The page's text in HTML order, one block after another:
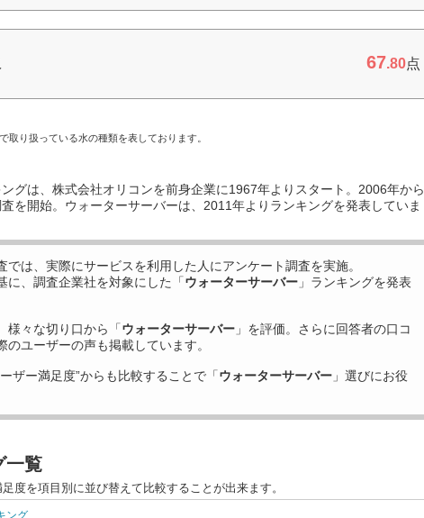
67.80点
り扱っている水の種類を表しております。
グは、株式会社オリコンを前身企業に1967年よりスタート。2006年から
を開始。ウォーターサーバーは、2011年よりランキングを発表していま
では、実際にサービスを利用した 人にアンケート調査を実施。
に、調査企業社を対象にした「ウォーターサーバー 」ランキングを発表
様々な切り口から「ウォーターサーバー 」を評価。さらに回答者の口コ
のユーザーの声も掲載しています。
ザー満足度”からも比較することで「ウォーターサーバー 」選びにお役
一覧
度を項目別に並び替えて比較することが出来ます。
ング